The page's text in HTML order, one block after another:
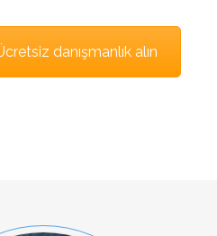
danışmanlık alın